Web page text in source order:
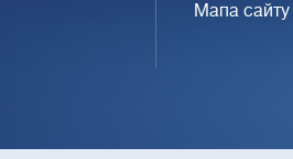
Мапа сайту